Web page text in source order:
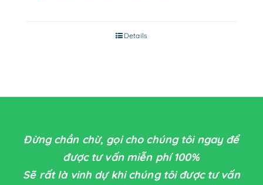
Details
Đừng chần chừ, gọi cho chúng tôi ngay để
được tư vấn miễn phí 100%
Sẽ rất là vinh dự khi chúng tôi được tư vấn